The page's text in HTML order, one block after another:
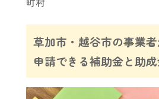
草加市・越谷市の事業
申請できる補助金と助